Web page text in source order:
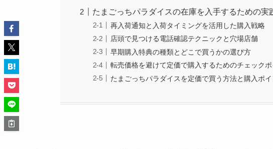
たまごっちパラダイスの在庫を入手するための実
再入荷通知と入荷タイミングを活用した購入戦略
店頭で見つける電話確認テクニックと穴場店舗
早期購入特典の種類とどこで買うかの選び方
転売価格を避けて定価で購入するためのチェックポ
たまごっちパラダイスを定価で買う方法と購入ポ